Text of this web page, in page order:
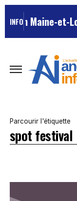
INFO
en Maine-et-
Parcourir l'étiquette
spot festival